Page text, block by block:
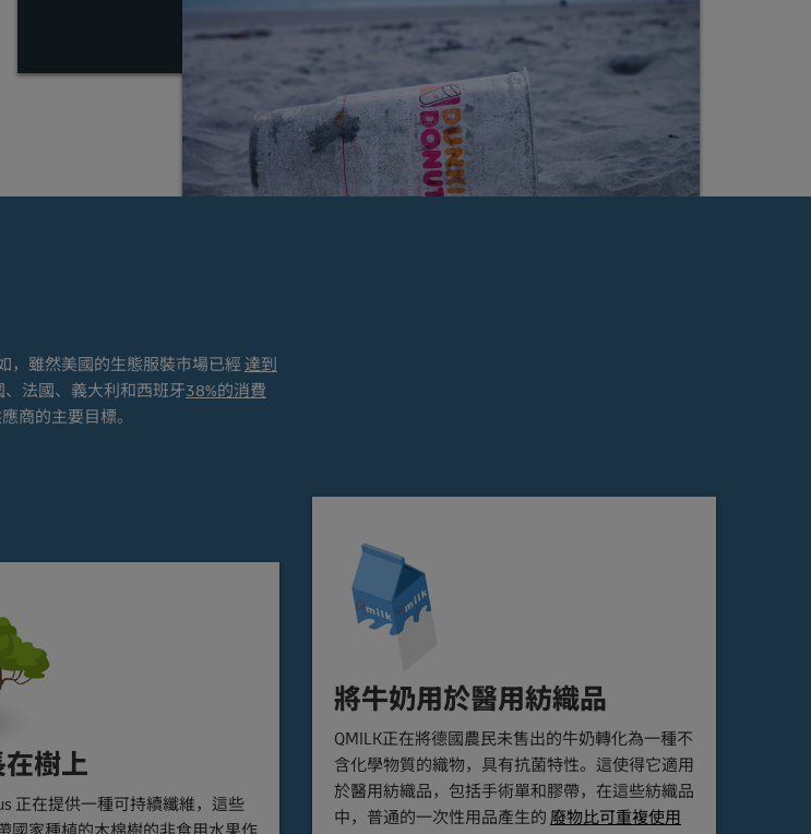
，雖然美國的生態服裝市場已經 達到
法國、義大利和西班牙38%的消費
商的主要目標。
樹上
正在提供一種可持續纖維，這些
將牛奶用於醫用紡織品
QMILK正在將德國農民未售出的牛奶轉化為一種不
含化學物質的織物，具有抗菌特性。這使得它適用
於醫用紡織品，包括手術單和膠帶，在這些紡織品
中，普通的一次性用品產生的 廢物比可重複使用